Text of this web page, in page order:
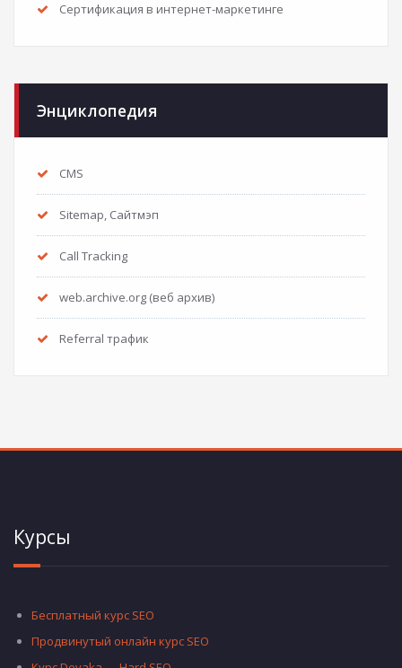
Сертификация в интернет-маркетинге
Энциклопедия
CMS
Sitemap, Сайтмэп
Call Tracking
web.archive.org (веб архив)
Referral трафик
Курсы
Бесплатный курс SEO
Продвинутый онлайн курс SEO